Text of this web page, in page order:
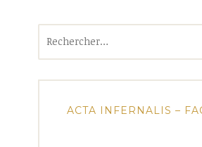
ACTA INFERNALIS –